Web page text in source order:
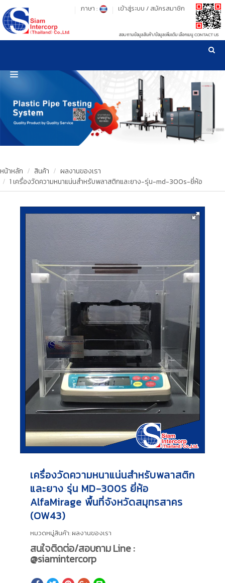
รู้ลึก รู้จริง เรื่องเครื่องมือทดสอบวัสดุ ! ยืน 1 เรื่องมาตรฐานการให้บริการ
เข้าสู่ระบบ / สมัครสมาชิก
ภาษา :
สอบถามข้อมูลสินค้า/ข้อมูลเพิ่มเติม เลือกเมนู CONTACT US
HOME
PRODUCT
OUR CLIENTS
OUR WORKS
CALIBRATION
CONTACT US
หน้าหลัก สินค้า
ผลงานของเรา
1 เครื่องวัดความหนาแน่นสำหรับพลาสติกและยาง-รุ่น-md-300s-ยี่ห้อ
เครื่องวัดความหนาแน่นสำหรับพลาสติก
และยาง รุ่น MD-300S ยี่ห้อ
AlfaMirage พื้นที่จังหวัดสมุทรสาคร
(OW43)
หมวดหมู่สินค้า: ผลงานของเรา
สนใจติดต่อ/สอบถาม Line :
@siamintercorp